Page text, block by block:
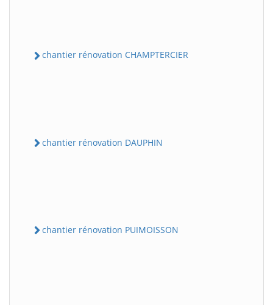
chantier rénovation CHAMPTERCIER
chantier rénovation DAUPHIN
chantier rénovation PUIMOISSON